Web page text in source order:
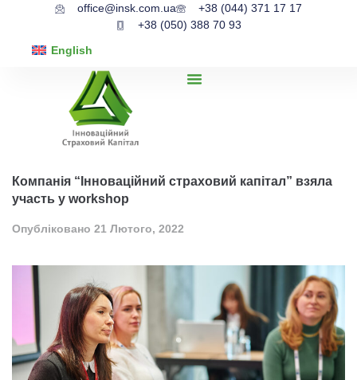
office@insk.com.ua
+38 (044) 371 17 17
+38 (050) 388 70 93
English
Компанія “Інноваційний страховий капітал” взяла
участь у workshop
Опубліковано 21 Лютого, 2022